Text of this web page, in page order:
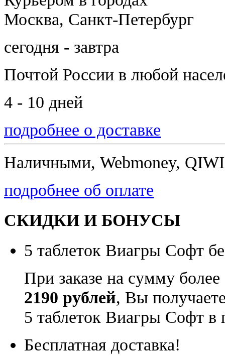
Москва, Санкт-Петербург
сегодня - завтра
Почтой России в любой
4 - 10 дней
подробнее о доставке
Наличными, Webmoney,
подробнее об оплате
СКИДКИ И БОНУСЫ
5 таблеток Виагры Софт
При заказе на сумму более
2190 рублей, Вы
5 таблеток Виагры Софт в
Бесплатная доставка!